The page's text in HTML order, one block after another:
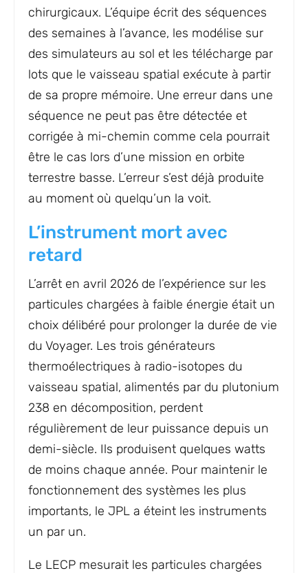
chirurgicaux. L’équipe écrit des séquences
des semaines à l’avance, les modélise sur
des simulateurs au sol et les télécharge par
lots que le vaisseau spatial exécute à partir
de sa propre mémoire. Une erreur dans une
séquence ne peut pas être détectée et
corrigée à mi-chemin comme cela pourrait
être le cas lors d’une mission en orbite
terrestre basse. L’erreur s’est déjà produite
au moment où quelqu’un la voit.
L’instrument mort avec
retard
L’arrêt en avril 2026 de l’expérience sur les
particules chargées à faible énergie était un
choix délibéré pour prolonger la durée de vie
du Voyager. Les trois générateurs
thermoélectriques à radio-isotopes du
vaisseau spatial, alimentés par du plutonium
238 en décomposition, perdent
régulièrement de leur puissance depuis un
demi-siècle. Ils produisent quelques watts
de moins chaque année. Pour maintenir le
fonctionnement des systèmes les plus
importants, le JPL a éteint les instruments
un par un.
Le LECP mesurait les particules chargées